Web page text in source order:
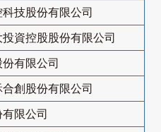
技股份有限公司
資控股股份有限公司
有限公司
創股份有限公司
限公司